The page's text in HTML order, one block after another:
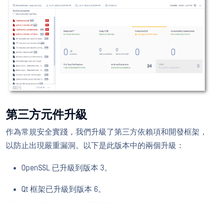
第三方元件升級
作為常規安全實踐，我們升級了第三方依賴項和開發框架，
以防止出現嚴重漏洞。以下是此版本中的兩個升級：
OpenSSL 已升級到版本 3。
Qt 框架已升級到版本 6。